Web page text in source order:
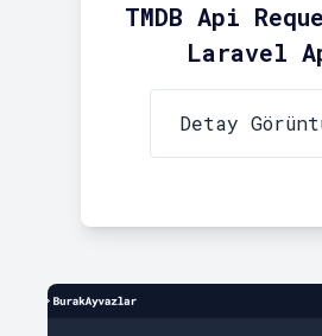
TMDB Api
Laravel
Detay